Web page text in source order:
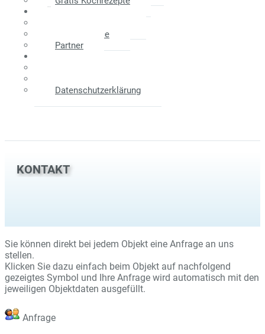
Unser Service
Partner
Datenschutzerklärung
KONTAKT
Sie können direkt bei jedem Objekt eine Anfrage an uns
stellen.
Klicken Sie dazu einfach beim Objekt auf nachfolgend
gezeigtes Symbol und Ihre Anfrage wird automatisch mit den
jeweiligen Objektdaten ausgefüllt.
Anfrage